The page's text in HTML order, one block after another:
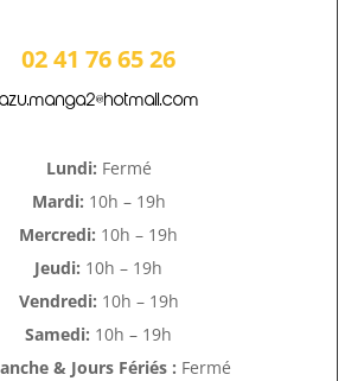
02 41 76 65 26
azu.manga2@hotmail.com
Lundi: Fermé
Mardi: 10h – 19h
Mercredi: 10h – 19h
Jeudi: 10h – 19h
Vendredi: 10h – 19h
Samedi: 10h – 19h
& Jours Fériés : Fermé